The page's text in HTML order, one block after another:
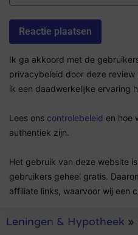
Ik ga akkoord met de
privacybeleid door deze
ik een daadwerkelijke ervaring
Lees ons controlebeleid en hoe
authentiek zijn.
Het gebruik van deze website
gebruikers geheel gratis.
affiliate links, waarvoor wij een
Leningen & Hypotheek »